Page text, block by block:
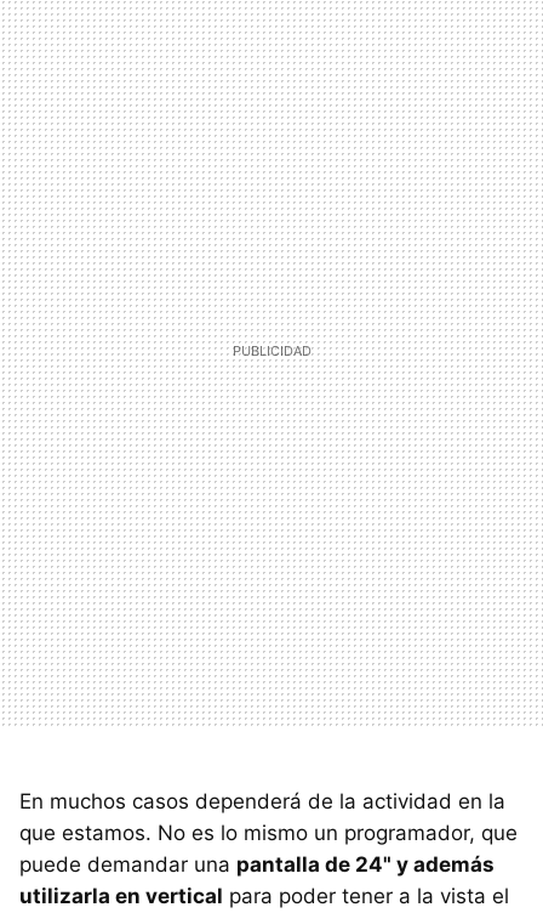
En muchos casos dependerá de la actividad en la
que estamos. No es lo mismo un programador, que
puede demandar una pantalla de 24" y además
utilizarla en vertical para poder tener a la vista el